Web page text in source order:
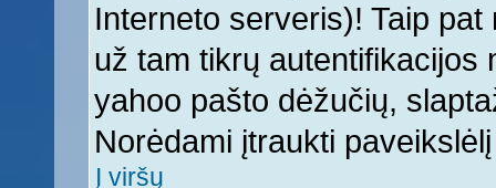
Interneto serveris)! Taip
už tam tikrų autentifikacijos
yahoo pašto dėžučių,
Norėdami įtraukti
Į viršų